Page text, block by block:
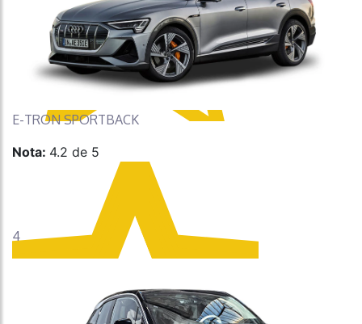
E-TRON SPORTBACK
Nota: 4.2 de 5
4